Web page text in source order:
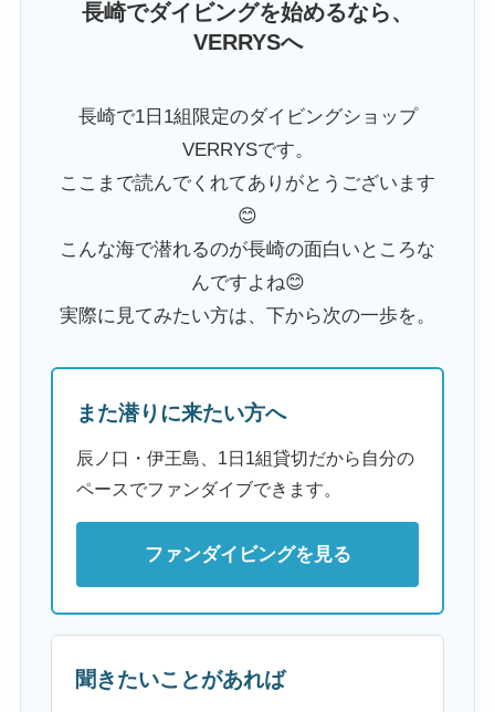
長崎でダイビングを始めるなら、
VERRYSへ
長崎で1日1組限定のダイビングショップ
VERRYSです。
ここまで読んでくれてありがとうございます
😊
こんな海で潜れるのが長崎の面白いところな
んですよね😊
実際に見てみたい方は、下から次の一歩を。
また潜りに来たい方へ
辰ノ口・伊王島、1日1組貸切だから自分の
ペースでファンダイブできます。
ファンダイビングを見る
聞きたいことがあれば